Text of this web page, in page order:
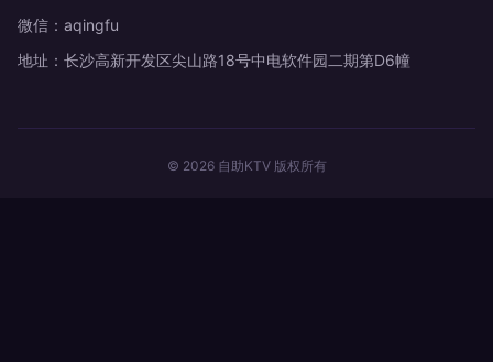
微信：aqingfu
地址：长沙高新开发区尖山路18号中电软件园二期第D6幢
© 2026 自助KTV 版权所有